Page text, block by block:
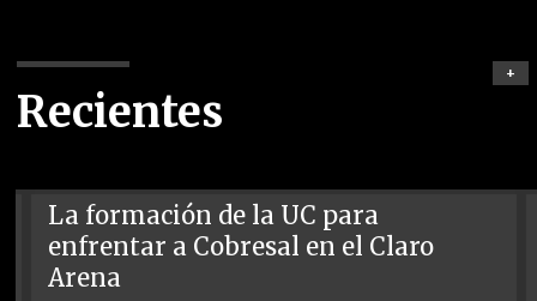
Recientes
+
La formación de la UC para
enfrentar a Cobresal en el Claro
Arena